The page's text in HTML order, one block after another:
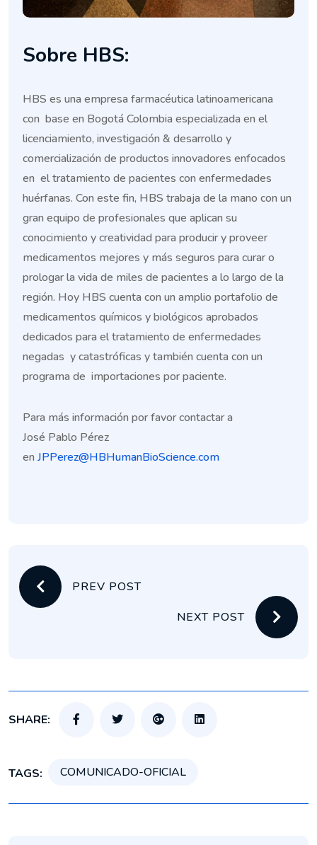
Sobre HBS:
HBS es una empresa farmacéutica latinoamericana
con base en Bogotá Colombia especializada en el
licenciamiento, investigación & desarrollo y
comercialización de productos innovadores enfocados
en el tratamiento de pacientes con enfermedades
huérfanas. Con este fin, HBS trabaja de la mano con un
gran equipo de profesionales que aplican su
conocimiento y creatividad para producir y proveer
medicamentos mejores y más seguros para curar o
prologar la vida de miles de pacientes a lo largo de la
región. Hoy HBS cuenta con un amplio portafolio de
medicamentos químicos y biológicos aprobados
dedicados para el tratamiento de enfermedades
negadas y catastróficas y también cuenta con un
programa de importaciones por paciente.
Para más información por favor contactar a
José Pablo Pérez
en JPPerez@HBHumanBioScience.com
PREV POST
NEXT POST
SHARE:
TAGS: COMUNICADO-OFICIAL